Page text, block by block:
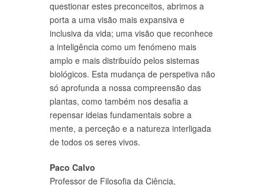
questionar estes preconceitos, abrimos a
porta a uma visão mais expansiva e
inclusiva da vida; uma visão que reconhece
a inteligência como um fenómeno mais
amplo e mais distribuído pelos sistemas
biológicos. Esta mudança de perspetiva não
só aprofunda a nossa compreensão das
plantas, como também nos desafia a
repensar ideias fundamentais sobre a
mente, a perceção e a natureza interligada
de todos os seres vivos.
Paco Calvo
Professor de Filosofia da Ciência,